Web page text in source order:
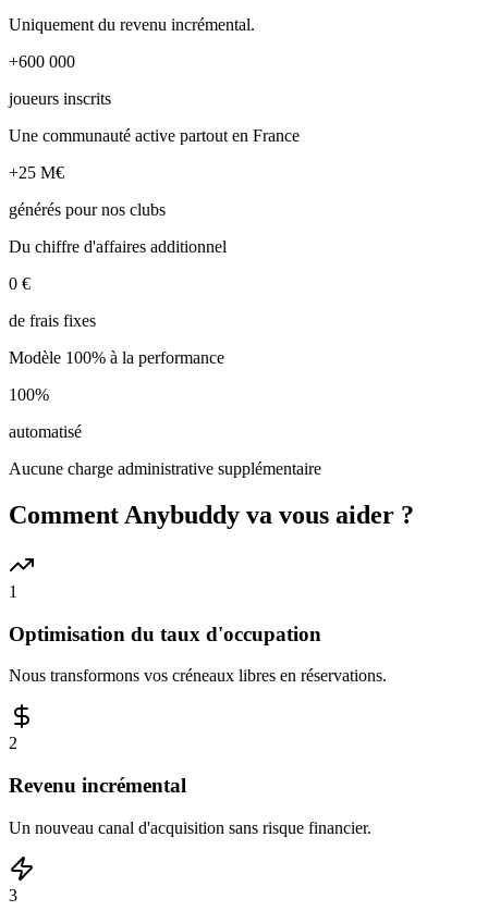
Uniquement du revenu incrémental.
+600 000
joueurs inscrits
Une communauté active partout en France
+25 M€
générés pour nos clubs
Du chiffre d'affaires additionnel
0 €
de frais fixes
Modèle 100% à la performance
100%
automatisé
Aucune charge administrative supplémentaire
Comment Anybuddy va vous aider ?
1
Optimisation du taux d'occupation
Nous transformons vos créneaux libres en réservations.
2
Revenu incrémental
Un nouveau canal d'acquisition sans risque financier.
3